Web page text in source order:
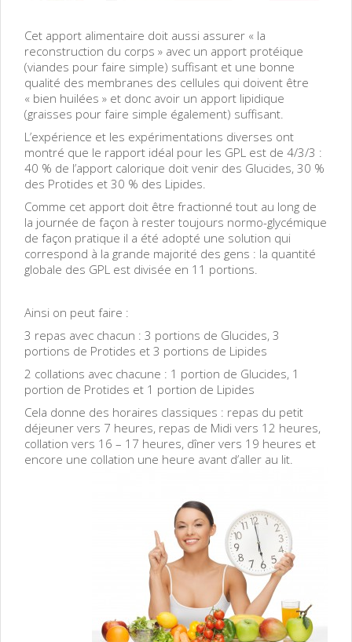
Cet apport alimentaire doit aussi assurer « la
reconstruction du corps » avec un apport protéique
(viandes pour faire simple) suffisant et une bonne
qualité des membranes des cellules qui doivent être
« bien huilées » et donc avoir un apport lipidique
(graisses pour faire simple également) suffisant.
L’expérience et les expérimentations diverses ont
montré que le rapport idéal pour les GPL est de 4/3/3 :
40 % de l’apport calorique doit venir des Glucides, 30 %
des Protides et 30 % des Lipides.
Comme cet apport doit être fractionné tout au long de
la journée de façon à rester toujours normo-glycémique
de façon pratique il a été adopté une solution qui
correspond à la grande majorité des gens : la quantité
globale des GPL est divisée en 11 portions.
Ainsi on peut faire :
3 repas avec chacun : 3 portions de Glucides, 3
portions de Protides et 3 portions de Lipides
2 collations avec chacune : 1 portion de Glucides, 1
portion de Protides et 1 portion de Lipides
Cela donne des horaires classiques : repas du petit
déjeuner vers 7 heures, repas de Midi vers 12 heures,
collation vers 16 – 17 heures, dîner vers 19 heures et
encore une collation une heure avant d’aller au lit.